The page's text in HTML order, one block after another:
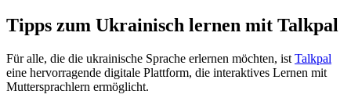
Tipps zum Ukrainisch lernen mit Talkpal
Für alle, die die ukrainische Sprache erlernen möchten, ist Talkpal
eine hervorragende digitale Plattform, die interaktives Lernen mit
Muttersprachlern ermöglicht.